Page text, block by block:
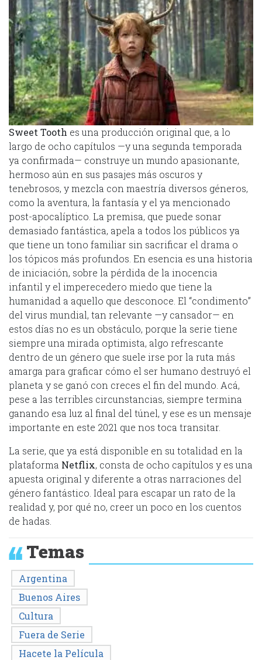
Sweet Tooth es una producción original que, a lo
largo de ocho capítulos —y una segunda temporada
ya confirmada— construye un mundo apasionante,
hermoso aún en sus pasajes más oscuros y
tenebrosos, y mezcla con maestría diversos géneros,
como la aventura, la fantasía y el ya mencionado
post-apocalíptico. La premisa, que puede sonar
demasiado fantástica, apela a todos los públicos ya
que tiene un tono familiar sin sacrificar el drama o
los tópicos más profundos. En esencia es una historia
de iniciación, sobre la pérdida de la inocencia
infantil y el imperecedero miedo que tiene la
humanidad a aquello que desconoce. El “condimento”
del virus mundial, tan relevante —y cansador— en
estos días no es un obstáculo, porque la serie tiene
siempre una mirada optimista, algo refrescante
dentro de un género que suele irse por la ruta más
amarga para graficar cómo el ser humano destruyó el
planeta y se ganó con creces el fin del mundo. Acá,
pese a las terribles circunstancias, siempre termina
ganando esa luz al final del túnel, y ese es un mensaje
importante en este 2021 que nos toca transitar.
La serie, que ya está disponible en su totalidad en la
plataforma Netflix, consta de ocho capítulos y es una
apuesta original y diferente a otras narraciones del
género fantástico. Ideal para escapar un rato de la
realidad y, por qué no, creer un poco en los cuentos
de hadas.
Temas
Argentina
Buenos Aires
Cultura
Fuera de Serie
Hacete la Película